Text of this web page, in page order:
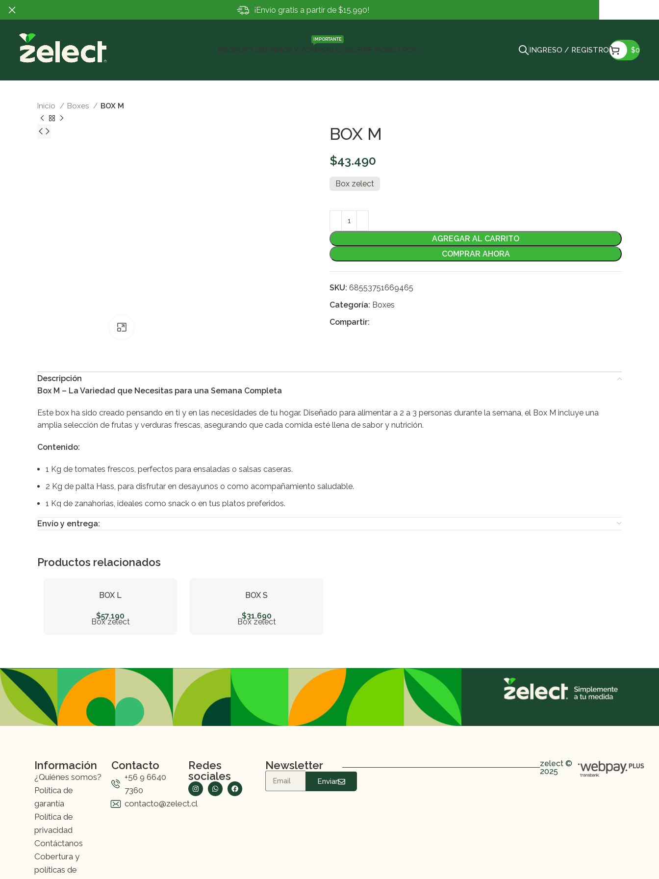
PRODUCTOS ENVÍOS Y ZONAS
IMPORTANTE
BLOG SOBRE NOSOTROS INGRESO / REGISTRO $0
Inicio Boxes BOX M
BOX M
$43.490
Box zelect
AGREGAR AL CARRITO
COMPRAR AHORA
SKU: 68553751669465
Categoría: Boxes
Compartir:
Descripción
Box M – La Variedad que Necesitas para una Semana Completa
Este box ha sido creado pensando en ti y en las necesidades de tu hogar. Diseñado para alimentar a 2 a 3 personas durante la semana, el Box M incluye una
amplia selección de frutas y verduras frescas, asegurando que cada comida esté llena de sabor y nutrición.
Contenido:
1 Kg de tomates frescos, perfectos para ensaladas o salsas caseras.
2 Kg de palta Hass, para disfrutar en desayunos o como acompañamiento saludable.
1 Kg de zanahorias, ideales como snack o en tus platos preferidos.
1 kg de cebollas, el ingrediente esencial para tus recetas caseras.
2 Kg de papas, versátiles para todo tipo de preparaciones.
1 pimiento rojo y 1 pimiento verde, para darle color y sabor a tus comidas.
Más de 16 Kg de productos frescos y de calidad, seleccionados pensando en brindarte la variedad y cantidad perfecta para que no te falte nada en la
semana. Cada ítem ha sido elegido para asegurar que tu hogar reciba lo mejor, con el peso exacto que puede variar ligeramente pero siempre garantizando
frescura y calidad.
Envío y entrega:
Productos relacionados
BOX L
$57.190
Box zelect
BOX S
$31.690
Box zelect
Información
¿Quiénes somos?
Política de
garantía
Política de
privacidad
Contáctanos
Cobertura y
políticas de
Contacto
+56 9 6640
7360
contacto@zelect.cl
Redes
sociales
Newsletter
Enviar
zelect ©
2025
¡Envío gratis a partir de $15.990!